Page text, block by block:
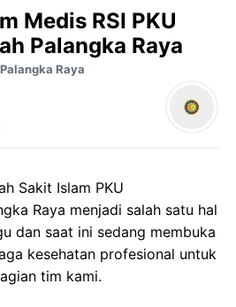
Medis RSI PKU
Palangka Raya
Raya
Sakit Islam PKU
Raya menjadi salah satu hal
dan saat ini sedang membuka
kesehatan profesional untuk
tim kami.